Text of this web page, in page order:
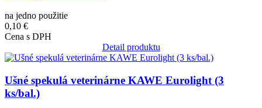
na jedno použitie
0,10 €
Cena s DPH
Detail produktu
Obrázok
Ušné spekulá veterinárne KAWE Eurolight (3
ks/bal.)